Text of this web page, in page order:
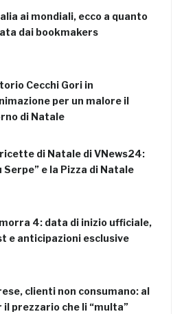
ai mondiali, ecco a quanto
dai bookmakers
Cecchi Gori in
per un malore il
di Natale
di Natale di VNews24:
Serpe” e la Pizza di Natale
4: data di inizio ufficiale,
e anticipazioni esclusive
clienti non consumano: al
il prezzario che li “multa”